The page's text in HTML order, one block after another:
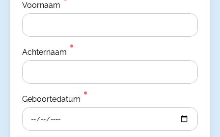
Voornaam
Achternaam
Geboortedatum